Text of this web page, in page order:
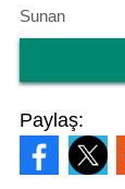
Sunan
Paylaş: